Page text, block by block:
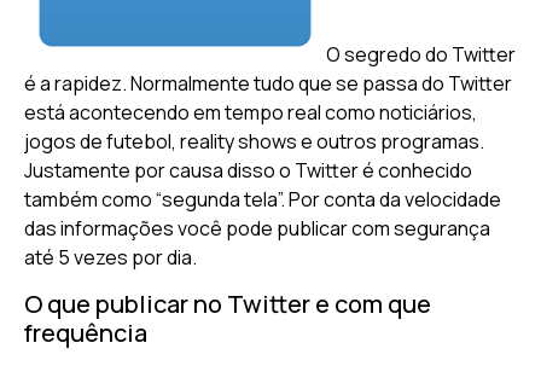
O segredo do Twitter
é a rapidez. Normalmente tudo que se passa do Twitter
está acontecendo em tempo real como noticiários,
jogos de futebol, reality shows e outros programas.
Justamente por causa disso o Twitter é conhecido
também como “segunda tela”. Por conta da velocidade
das informações você pode publicar com segurança
até 5 vezes por dia.
O que publicar no Twitter e com que
frequência